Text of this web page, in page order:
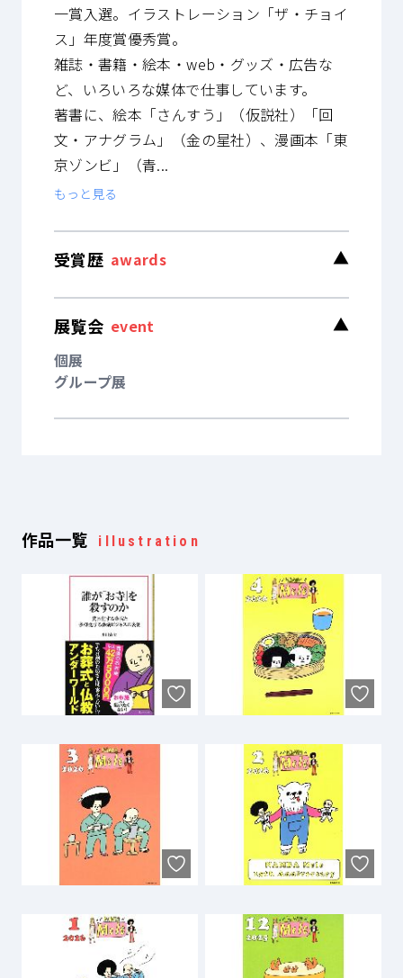
一賞入選。イラストレーション「ザ・チョイ
ス」年度賞優秀賞。
雑誌・書籍・絵本・web・グッズ・広告な
ど、いろいろな媒体で仕事しています。
著書に、絵本「さんすう」（仮説社）「回
文・アナグラム」（金の星社）、漫画本「東
京ゾンビ」（青...
もっと見る
受賞歴 awards ▼
展覧会 event ▼
個展
グループ展
作品一覧 illustration